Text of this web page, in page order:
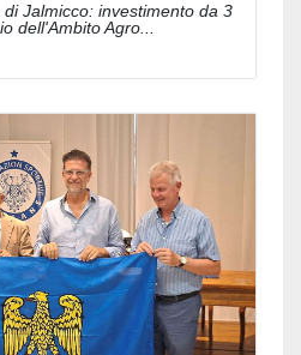
Jalmicco: investimento da 3
dell'Ambito Agro...